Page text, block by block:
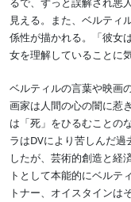
見える。また、ベルティ
係性が描かれる。「彼女
女を理解していることに
ベルティルの言葉や映画
画家は人間の心の闇に惹
は「死」をひるむことの
ラはDVにより苦しんだ
したが、芸術的創造と経
トとして本能的にベルテ
トナー、オイスタインは